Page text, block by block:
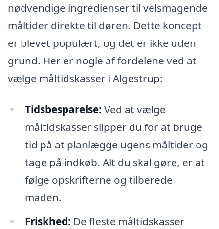
nødvendige ingredienser til velsmagende
måltider direkte til døren. Dette koncept
er blevet populært, og det er ikke uden
grund. Her er nogle af fordelene ved at
vælge måltidskasser i Algestrup:
Tidsbesparelse: Ved at vælge
måltidskasser slipper du for at bruge
tid på at planlægge ugens måltider og
tage på indkøb. Alt du skal gøre, er at
følge opskrifterne og tilberede
maden.
Friskhed: De fleste måltidskasser